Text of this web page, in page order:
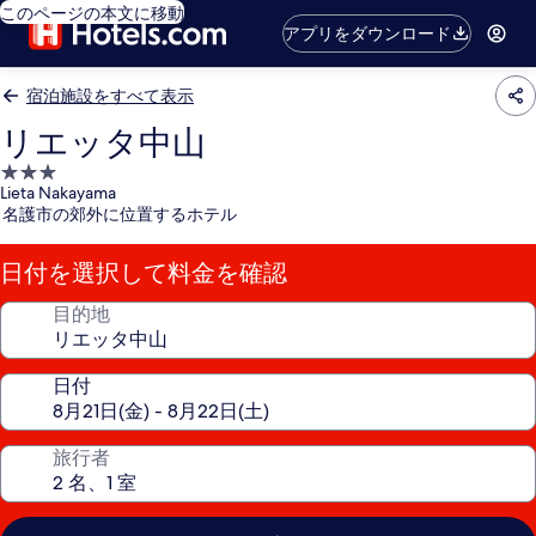
このページの本文に移動
アプリをダウンロード
宿泊施設をすべて表示
リエッタ中山
3.0
つ
星
宿
泊
施
Lieta Nakayama
名護市の郊外に位置するホテル
日付を選択して料金を確認
目的地
日付
旅行者